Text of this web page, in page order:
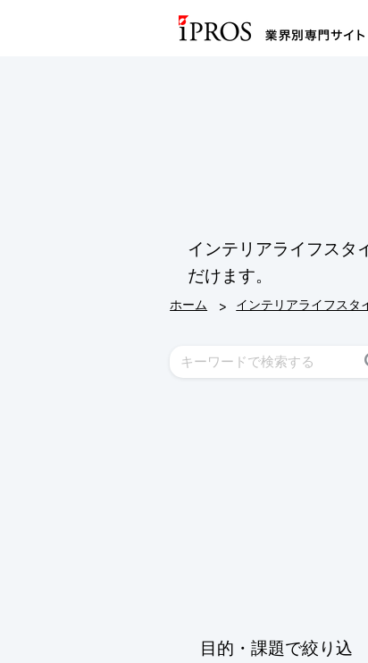
インテリアライフスタ
だけます。
ホーム > インテリアライフスタ
目的・課題で絞り込